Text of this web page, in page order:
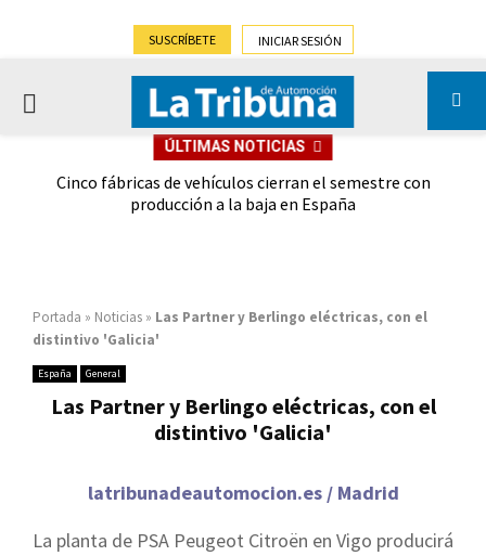
SUSCRÍBETE INICIAR SESIÓN
PRIMARY
ÚLTIMAS NOTICIAS
Cinco fábricas de vehículos cierran el semestre con
producción a la baja en España
Portada » Noticias » Las Partner y Berlingo eléctricas, con el
distintivo 'Galicia'
España General
Las Partner y Berlingo eléctricas, con el
distintivo 'Galicia'
latribunadeautomocion.es / Madrid
La planta de PSA Peugeot Citroën en Vigo producirá